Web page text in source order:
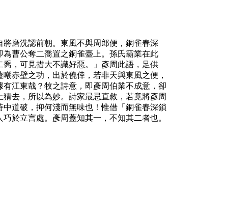
磨洗認前朝。東風不與周郎便，銅雀春深
曹公奪二喬置之銅雀臺上。孫氏霸業在此
，可見措大不識好惡。」彥周此語，足供
赤壁之功，出於僥倖，若非天與東風之便，
江東哉？牧之詩意，即彥周伯業不成意，卻
去，所以為妙。詩家最忌直敘，若竟將彥周
道破，抑何淺而無味也！惟借「銅雀春深鎖
於立言處。彥周蓋知其一，不知其二者也。